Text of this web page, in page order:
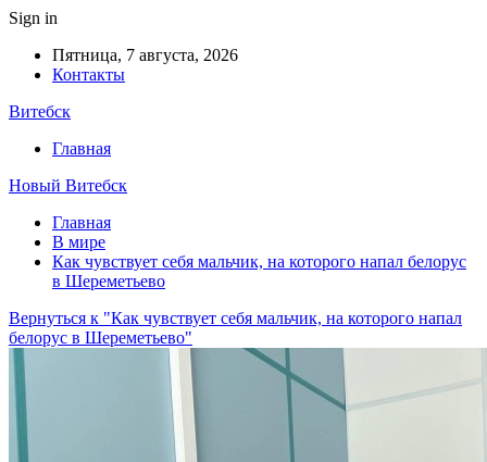
Sign in
Пятница, 7 августа, 2026
Контакты
Витебск
Главная
Новый Витебск
Главная
В мире
Как чувствует себя мальчик, на которого напал белорус
в Шереметьево
Вернуться к "Как чувствует себя мальчик, на которого напал
белорус в Шереметьево"